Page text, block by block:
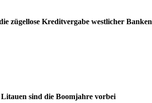
zügellose Kreditvergabe westlicher Banken
sind die Boomjahre vorbei